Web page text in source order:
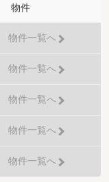
物件
物件一覧へ
物件一覧へ
物件一覧へ
物件一覧へ
物件一覧へ